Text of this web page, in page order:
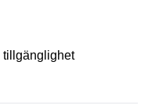
tillgänglighet